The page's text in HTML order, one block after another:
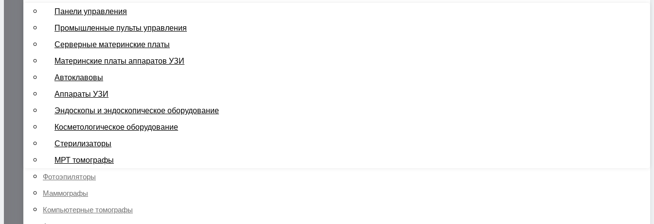
Панели управления
Промышленные пульты управления
Серверные материнские платы
Материнские платы аппаратов УЗИ
Автоклавовы
Аппараты УЗИ
Эндоскопы и эндоскопическое оборудование
Косметологическое оборудование
Стерилизаторы
МРТ томографы
Фотоэпиляторы
Маммографы
Компьютерные томографы